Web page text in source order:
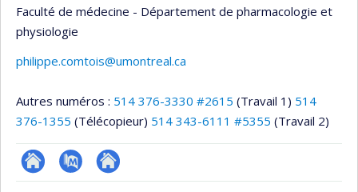
Faculté de médecine - Département de pharmacologie et
physiologie
philippe.comtois@umontreal.ca
Autres numéros : 514 376-3330 #2615 (Travail 1) 514
376-1355 (Télécopieur) 514 343-6111 #5355 (Travail 2)
Site
PubMedAutre